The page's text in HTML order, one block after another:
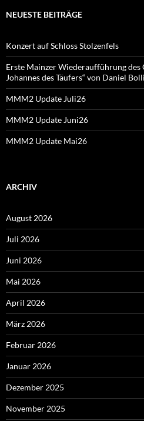
NEUESTE BEITRÄGE
Konzert auf Schloss Stolzenfels
Erste Mainzer Wiederaufführung
Johannes des Täufers“ von Daniel
MMM2 Update Juli26
MMM2 Update Juni26
MMM2 Update Mai26
ARCHIV
August 2026
Juli 2026
Juni 2026
Mai 2026
April 2026
März 2026
Februar 2026
Januar 2026
Dezember 2025
November 2025